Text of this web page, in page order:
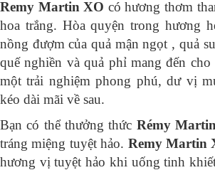
Remy Martin XO có hương thơm
hoa trắng. Hòa quyện trong hương
nồng đượm của quả mận ngọt , quả
quế nghiền và quả phỉ mang đến
một trải nghiệm phong phú, dư vị
kéo dài mãi về sau.
Bạn có thể thưởng thức Rémy
tráng miệng tuyệt hảo. Remy Martin
hương vị tuyệt hảo khi uống tinh